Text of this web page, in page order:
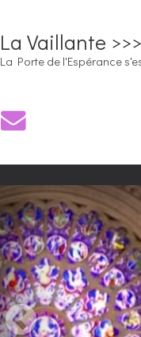
La Vaillante
La Porte de l'Espérance